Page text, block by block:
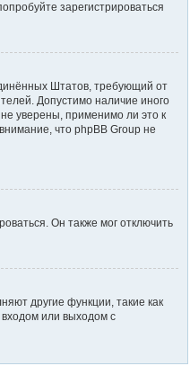
зарегистрироваться
Штатов, требующий от
Допустимо наличие иного
уверены, применимо ли это к
что phpBB Group не
Он также мог отключить
другие функции, такие как
или выходом с